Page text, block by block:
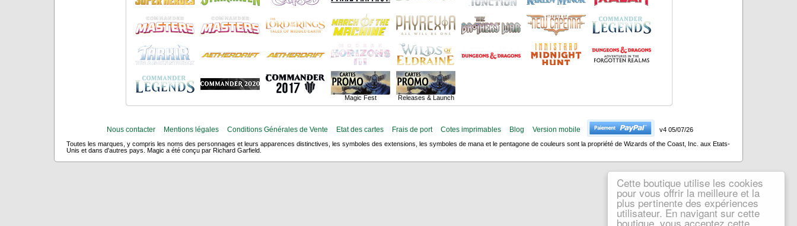
Cette boutique utilise les cookies
pour vous offrir la meilleure et la
plus pertinente des expériences
utilisateur. En navigant sur cette
boutique, vous acceptez cette
Magic Fest Releases & Launch
Nous contacter Mentions légales Conditions Générales de Vente Etat des cartes Frais de port Cotes imprimables Blog Version mobile
v4 05/07/26
Toutes les marques, y compris les noms des personnages et leurs apparences distinctives, les symboles des extensions, les symboles de mana et le pentagone de couleurs sont la propriété de Wizards of the Coast, Inc. aux Etats-
Unis et dans d'autres pays. Magic a été conçu par Richard Garfield.